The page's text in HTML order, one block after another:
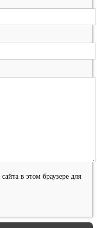
в этом браузере для